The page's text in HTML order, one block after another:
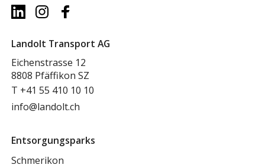
Landolt Transport AG
Eichenstrasse 12
8808 Pfäffikon SZ
T +41 55 410 10 10
info@landolt.ch
Entsorgungsparks
Schmerikon